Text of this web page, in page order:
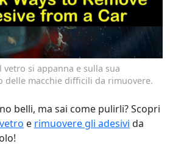
si appanna e sulla sua
delle macchie difficili da rimuovere.
belli, ma sai come pulirli? Scopri
e rimuovere gli adesivi da